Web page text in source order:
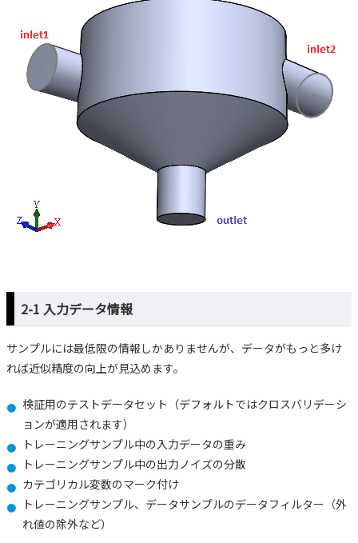
2-1 入力データ情報
サンプルには最低限の情報しかありませんが、データがもっと多け
れば近似精度の向上が見込めます。
検証用のテストデータセット（デフォルトではクロスバリデーシ
ョンが適用されます）
トレーニングサンプル中の入力データの重み
トレーニングサンプル中の出力ノイズの分散
カテゴリカル変数のマーク付け
トレーニングサンプル、データサンプルのデータフィルター（外
れ値の除外など）